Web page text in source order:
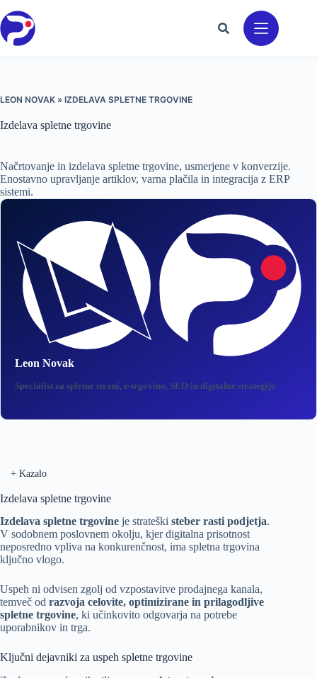
na
vsebino
LEON NOVAK » IZDELAVA SPLETNE TRGOVINE
Izdelava spletne trgovine
Načrtovanje in izdelava spletne trgovine, usmerjene v konverzije.
Enostavno upravljanje artiklov, varna plačila in integracija z ERP
sistemi.
Leon Novak
Specialist za spletne strani, e‑trgovino, SEO in digitalne strategije
+ Kazalo
Izdelava spletne trgovine
Izdelava spletne trgovine je strateški steber rasti podjetja.
V sodobnem poslovnem okolju, kjer digitalna prisotnost
neposredno vpliva na konkurenčnost, ima spletna trgovina
ključno vlogo.
Uspeh ni odvisen zgolj od vzpostavitve prodajnega kanala,
temveč od razvoja celovite, optimizirane in prilagodljive
spletne trgovine, ki učinkovito odgovarja na potrebe
uporabnikov in trga.
Ključni dejavniki za uspeh spletne trgovine